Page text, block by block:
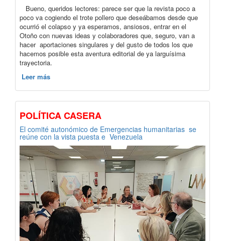
Bueno, queridos lectores: parece ser que la revista poco a
poco va cogiendo el trote pollero que deseábamos desde que
ocurrió el colapso y ya esperamos, ansiosos, entrar en el
Otoño con nuevas ideas y colaboradores que, seguro, van a
hacer aportaciones singulares y del gusto de todos los que
hacemos posible esta aventura editorial de ya larguísima
trayectoria.
Leer más
POLÍTICA CASERA
El comité autonómico de Emergencias humanitarias se
reúne con la vista puesta e Venezuela